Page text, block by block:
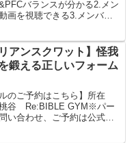
バランスが分かる2.メン
画を視聴できる3.メンバー
グへの申し込み◆SNSInst...
アンスクワット】怪我
鍛える正しいフォーム
のご予約はこちら】所在
谷 Re:BIBLE GYM※パー
い合わせ、ご予約は公式